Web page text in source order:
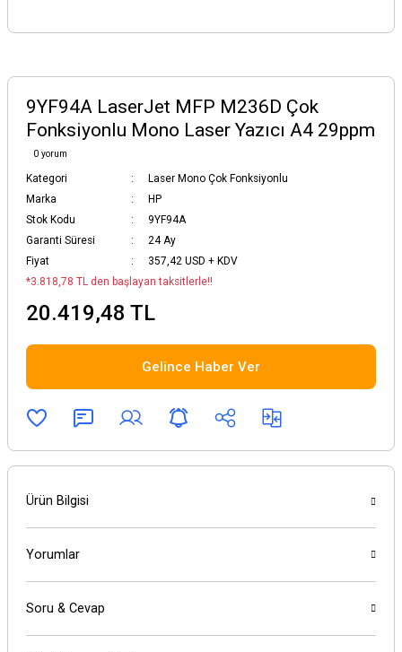
9YF94A LaserJet MFP M236D Çok
Fonksiyonlu Mono Laser Yazıcı A4 29ppm
0 yorum
Kategori
Laser Mono Çok Fonksiyonlu
Marka
HP
Stok Kodu
9YF94A
Garanti Süresi
24 Ay
Fiyat
357,42 USD + KDV
*3.818,78 TL den başlayan taksitlerle!!
20.419,48 TL
Gelince Haber Ver
Ürün Bilgisi
Yorumlar
Soru & Cevap